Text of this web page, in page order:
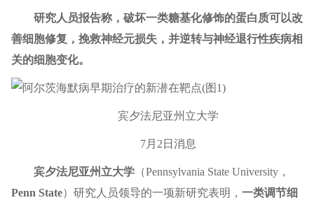
研究人员报告称，破坏一类糖基化修饰的蛋白质可以改
善细胞修复，挽救神经元损失，并逆转与神经退行性疾病相
关的细胞变化。
宾夕法尼亚州立大学
7月2日消息
宾夕法尼亚州立大学（Pennsylvania State University，
Penn State）研究人员领导的一项新研究表明， 一类调节细